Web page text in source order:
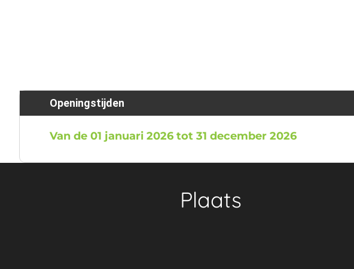
Openingstijden
Van de 01 januari 2026 tot 31 december 2026
Plaats